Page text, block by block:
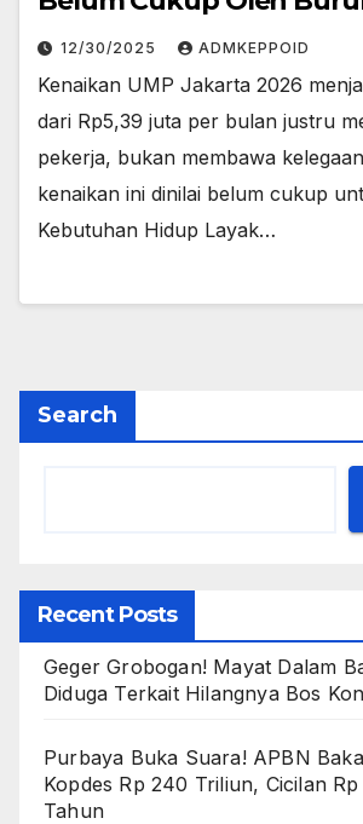
12/30/2025 ADMKEPPOID
Kenaikan UMP Jakarta 2026
dari Rp5,39 juta per bulan justru
pekerja, bukan membawa
kenaikan ini dinilai belum cukup
Kebutuhan Hidup Layak…
Search
Recent Posts
Geger Grobogan! Mayat Dalam
Diduga Terkait Hilangnya Bos
Purbaya Buka Suara! APBN
Kopdes Rp 240 Triliun, Cicilan
Tahun